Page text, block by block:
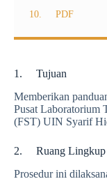
10. PDF
1. Tujuan
Memberikan
Pusat Laboratorium
(FST) UIN Syarif
2. Ruang Lingkup
Prosedur ini